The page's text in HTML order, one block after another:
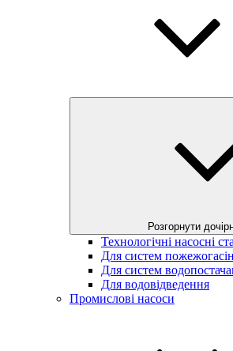
Розгорнути
Технологічні насосні
Для систем
Для систем
Для водовідведення
Промислові насоси